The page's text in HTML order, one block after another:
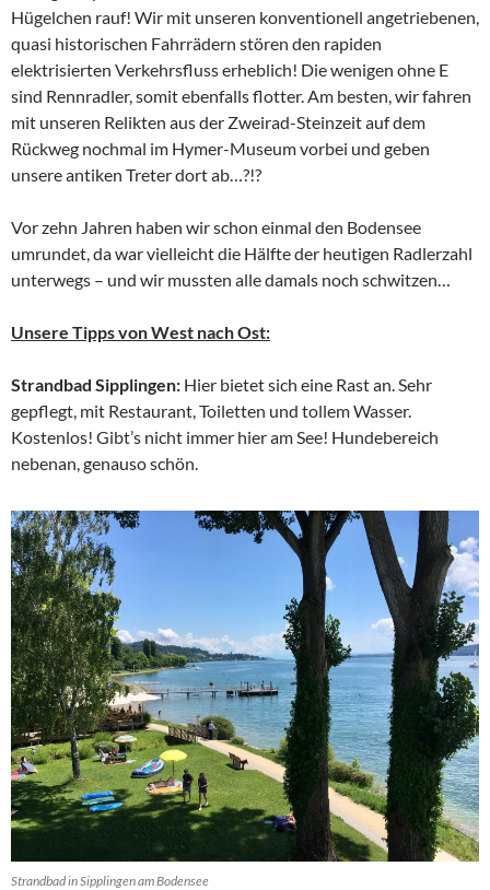
Hügelchen rauf! Wir mit unseren konventionell angetriebenen,
quasi historischen Fahrrädern stören den rapiden
elektrisierten Verkehrsfluss erheblich! Die wenigen ohne E
sind Rennradler, somit ebenfalls flotter. Am besten, wir fahren
mit unseren Relikten aus der Zweirad-Steinzeit auf dem
Rückweg nochmal im Hymer-Museum vorbei und geben
unsere antiken Treter dort ab…?!?
Vor zehn Jahren haben wir schon einmal den Bodensee
umrundet, da war vielleicht die Hälfte der heutigen Radlerzahl
unterwegs – und wir mussten alle damals noch schwitzen…
Unsere Tipps von West nach Ost:
Strandbad Sipplingen: Hier bietet sich eine Rast an. Sehr
gepflegt, mit Restaurant, Toiletten und tollem Wasser.
Kostenlos! Gibt’s nicht immer hier am See! Hundebereich
nebenan, genauso schön.
Strandbad in Sipplingen am Bodensee